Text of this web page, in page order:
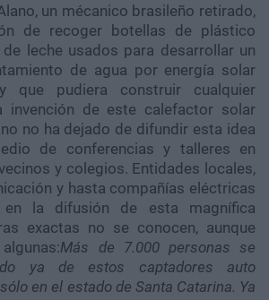
un mécanico brasileño retirado,
de recoger botellas de plástico
leche usados para desarrollar un
de agua por energía solar
que pudiera construir cualquier
invención de este calefactor solar
no ha dejado de difundir esta idea
de conferencias y talleres en
y colegios. Entidades locales,
y hasta compañías eléctricas
en la difusión de esta magnífica
exactas no se conocen, aunque
Más de 7.000 personas se
ya de estos captadores auto
en el estado de Santa Catarina. Ya